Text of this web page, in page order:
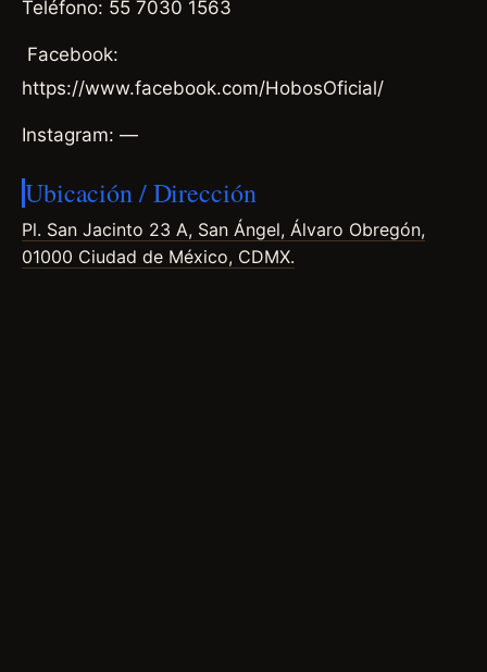
Teléfono: 55 7030 1563
Facebook:
https://www.facebook.com/HobosOficial/
Instagram: —
Ubicación / Dirección
Pl. San Jacinto 23 A, San Ángel, Álvaro Obregón,
01000 Ciudad de México, CDMX.